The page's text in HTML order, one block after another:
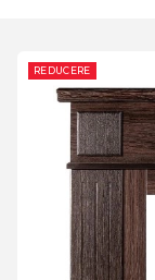
REDUCERE